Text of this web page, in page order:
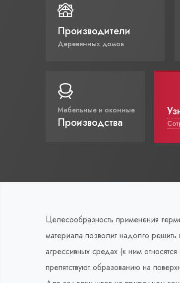
Производители
Деревянных домов
Мебельные и оконные
Производства
Целесообразность применения
материала позволит надолго
агрессивных средах (к ним
препятствуют образованию на